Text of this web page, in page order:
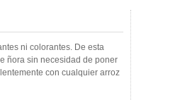
ni colorantes. De esta
ñora sin necesidad de poner
con cualquier arroz